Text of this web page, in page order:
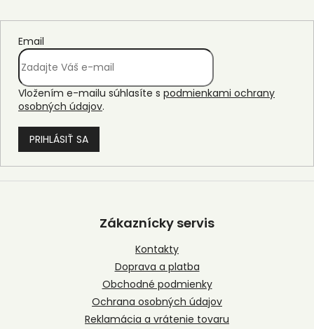
Email
Vložením e-mailu súhlasíte s podmienkami ochrany
osobných údajov.
PRIHLÁSIŤ SA
Z
Zákaznícky servis
Kontakty
Doprava a platba
Obchodné podmienky
Ochrana osobných údajov
Reklamácia a vrátenie tovaru